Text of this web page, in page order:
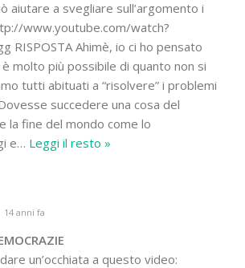
aiutare a svegliare sull’argomento i
www.youtube.com/watch?
RISPOSTA Ahimè, io ci ho pensato
molto più possibile di quanto non si
tutti abituati a “risolvere” i problemi
succedere una cosa del
la fine del mondo come lo
e… Leggi il resto »
14 anni fa
un’occhiata a questo video: